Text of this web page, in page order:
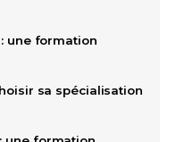
une formation
sa spécialisation